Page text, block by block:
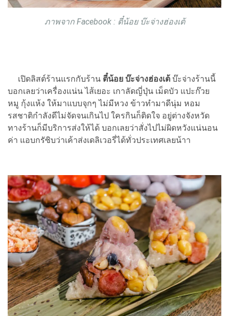
ภาพจาก Facebook : ตี๋น้อย บ๊ะจ่างฮ่องเต้
เปิดลิสต์ร้านแรกกับร้าน ตี๋น้อย บ๊ะจ่างฮ่องเต้ บ๊ะจ่างร้านนี้
บอกเลยว่าเครื่องแน่น ไส้เยอะ เกาลัดญี่ปุ่น เม็ดบัว แปะก๊วย
หมู กุ้งแห้ง ให้มาแบบจุกๆ ไม่มีหวง ข้าวทำมาดีนุ่ม หอม
รสชาติกำลังดีไม่จัดจนเกินไป ใครกินก็ติดใจ อยู่ต่างจังหวัด
ทางร้านก็มีบริการส่งให้ได้ บอกเลยว่าสั่งไปไม่ผิดหวังแน่นอน
ค่า แอบกรัซิบว่าเค้าส่งเดลิเวอรี่ได้ทั่วประเทศเลยน้าา